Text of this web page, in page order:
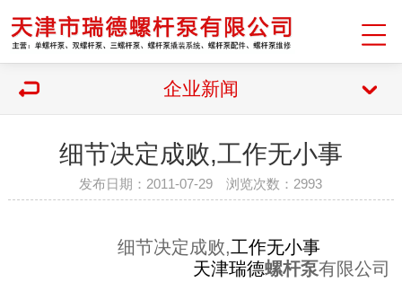
企业新闻
细节决定成败,工作无小事
发布日期：2011-07-29 浏览次数：2993
细节决定成败,工作无小事
天津瑞德螺杆泵有限公司